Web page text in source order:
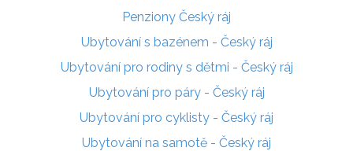
Penziony Český ráj
Ubytování s bazénem - Český ráj
Ubytování pro rodiny s dětmi - Český ráj
Ubytování pro páry - Český ráj
Ubytování pro cyklisty - Český ráj
Ubytování na samotě - Český ráj